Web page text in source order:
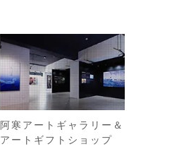
阿寒アートギャラリー＆
アートギフトショップ